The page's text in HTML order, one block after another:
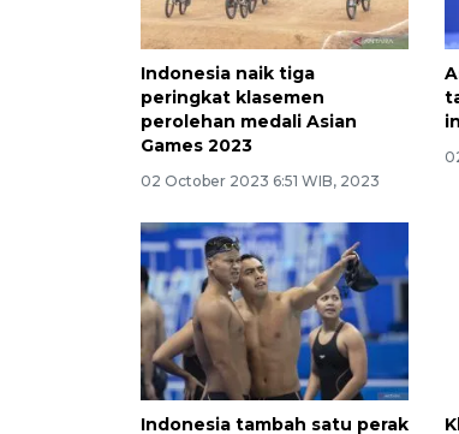
Indonesia naik tiga
peringkat klasemen
perolehan medali Asian
Games 2023
02 October 2023 6:51 WIB, 2023
Indonesia tambah satu perak